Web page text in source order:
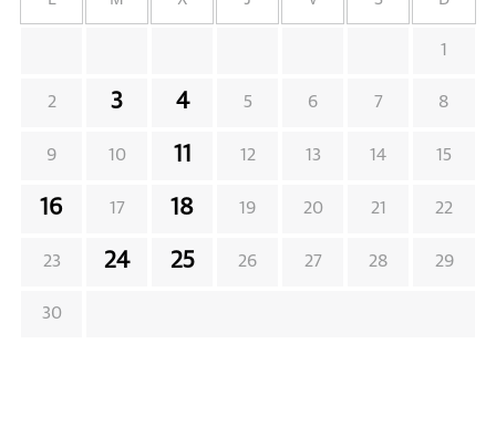
1
2 3 4 5 6 7 8
9 10 11 12 13 14 15
16 17 18 19 20 21 22
23 24 25 26 27 28 29
30